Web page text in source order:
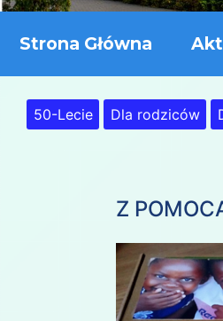
Strona Główna
50-Lecie Dla rodziców
Z